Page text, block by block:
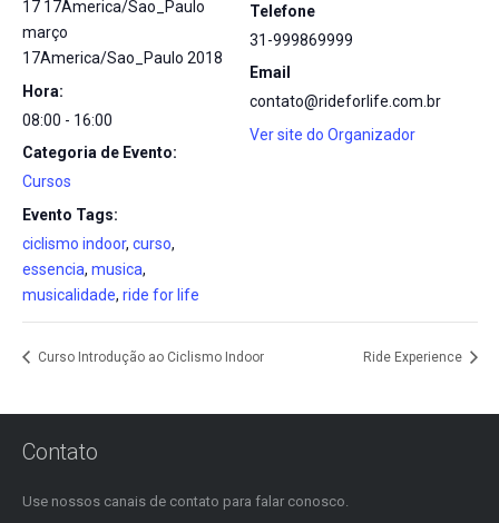
17 17America/Sao_Paulo
março
17America/Sao_Paulo 2018
Hora:
08:00 - 16:00
Categoria de Evento:
Cursos
Evento Tags:
ciclismo indoor, curso,
essencia, musica,
musicalidade, ride for life
Telefone
31-999869999
Email
contato@rideforlife.com.br
Ver site do Organizador
Curso Introdução ao Ciclismo Indoor Ride Experience
Contato
Use nossos canais de contato para falar conosco.